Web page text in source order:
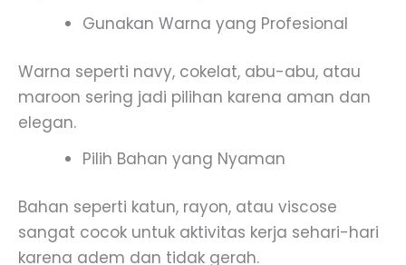
Gunakan Warna yang Profesional
Warna seperti navy, cokelat, abu-abu, atau
maroon sering jadi pilihan karena aman dan
elegan.
Pilih Bahan yang Nyaman
Bahan seperti katun, rayon, atau viscose
sangat cocok untuk aktivitas kerja sehari-hari
karena adem dan tidak gerah.